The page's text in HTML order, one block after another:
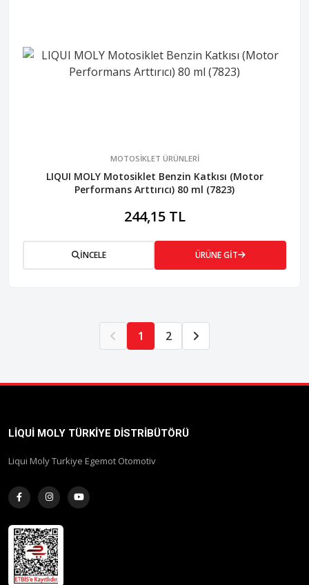
MOTOSİKLET ÜRÜNLERİ
LIQUI MOLY Motosiklet Benzin Katkısı (Motor
Performans Arttırıcı) 80 ml (7823)
244,15 TL
İNCELE ÜRÜNE GİT
1 2
LIQUI MOLY TÜRKIYE DISTRIBÜTÖRÜ
Liqui Moly Turkiye Egemot Otomotiv